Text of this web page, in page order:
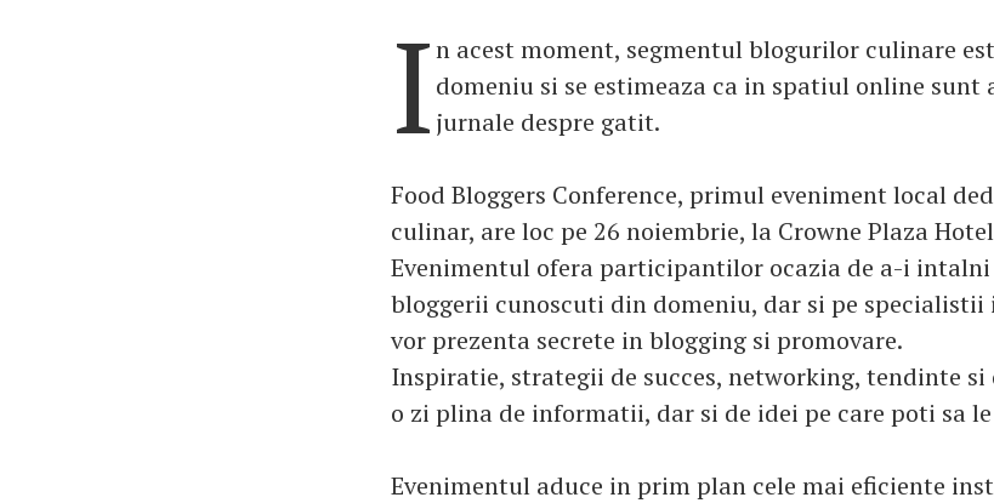
In acest moment, segmentul blogurilor culinare
domeniu si se estimeaza ca in spatiul online sunt
jurnale despre gatit.
Food Bloggers Conference, primul eveniment local
culinar, are loc pe 26 noiembrie, la Crowne Plaza
Evenimentul ofera participantilor ocazia de a-i
bloggerii cunoscuti din domeniu, dar si pe specialistii
vor prezenta secrete in blogging si promovare.
Inspiratie, strategii de succes, networking, tendinte
o zi plina de informatii, dar si de idei pe care poti sa
Evenimentul aduce in prim plan cele mai eficiente